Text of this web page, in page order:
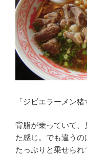
「ジビエラーメン猪
背脂が乗っていて
た感じ。でも違う
たっぷりと乗せられ